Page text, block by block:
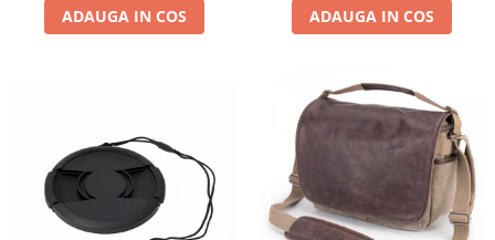
ADAUGA IN COS ADAUGA IN COS